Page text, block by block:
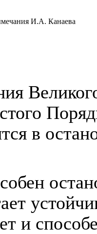
И.А. Канаева
в
и